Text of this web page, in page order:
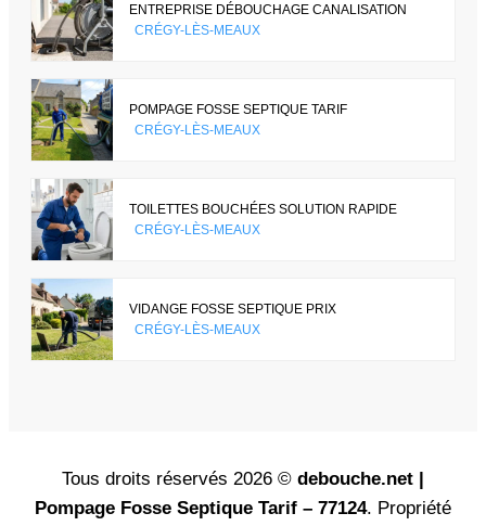
ENTREPRISE DÉBOUCHAGE CANALISATION
CRÉGY-LÈS-MEAUX
POMPAGE FOSSE SEPTIQUE TARIF
CRÉGY-LÈS-MEAUX
TOILETTES BOUCHÉES SOLUTION RAPIDE
CRÉGY-LÈS-MEAUX
VIDANGE FOSSE SEPTIQUE PRIX
CRÉGY-LÈS-MEAUX
Tous droits réservés 2026 © debouche.net |
Pompage Fosse Septique Tarif – 77124. Propriété